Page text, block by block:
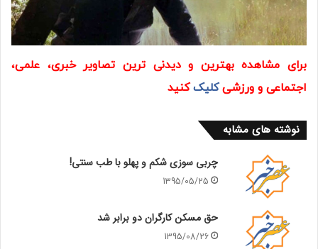
برای مشاهده بهترین و دیدنی ترین تصاویر خبری، علمی،
اجتماعی و ورزشیکلیککنید
نوشته های مشابه
چربی سوزی شکم و پهلو با طب سنتی!
1395/05/25
حق‌ مسکن کارگران دو برابر شد
1395/08/26